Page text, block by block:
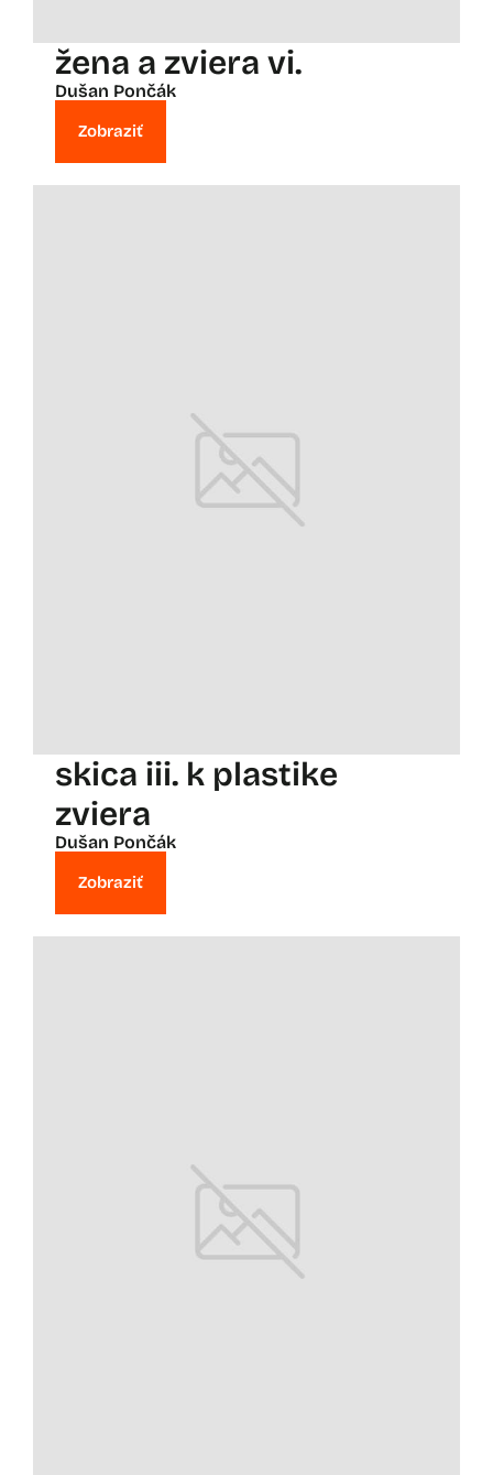
žena a zviera vi.
Dušan Pončák
Zobraziť
skica iii. k plastike
zviera
Dušan Pončák
Zobraziť